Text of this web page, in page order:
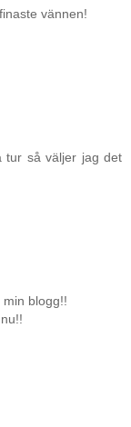
vännen!
tur så väljer jag det
blogg!!